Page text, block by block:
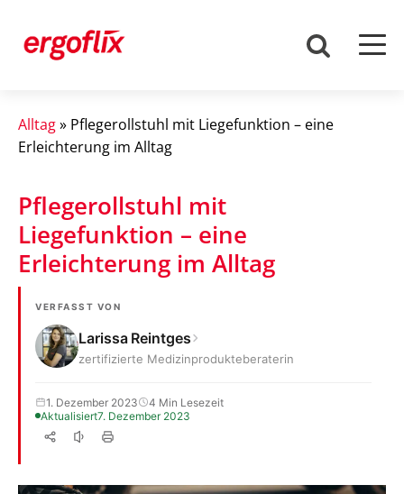
Alltag» Pflegerollstuhl mit Liegefunktion – eine
Erleichterung im Alltag
Pflegerollstuhl mit
Liegefunktion – eine
Erleichterung im Alltag
VERFASST VON
Larissa Reintges
zertifizierte Medizinprodukteberaterin
1. Dezember 2023
4 Min Lesezeit
Aktualisiert7. Dezember 2023